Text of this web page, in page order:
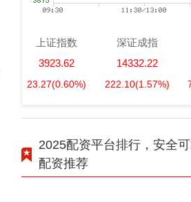
上证指数
3923.62
23.27(0.60%)
深证成指
14332.22
222.10(1.57%)
2025配资平台排行，安全
配资推荐